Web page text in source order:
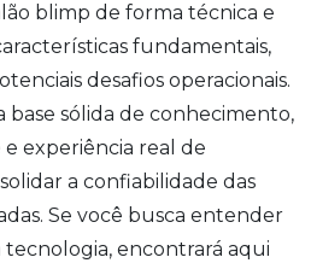
blimp de forma técnica e
fundamentais,
desafios operacionais.
base sólida de conhecimento,
experiência real de
a confiabilidade das
Se você busca entender
encontrará aqui